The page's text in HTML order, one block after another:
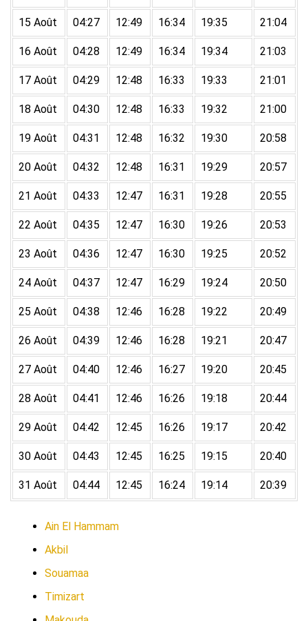
15 Août 04:27 12:49 16:34 19:35 21:04
16 Août 04:28 12:49 16:34 19:34 21:03
17 Août 04:29 12:48 16:33 19:33 21:01
18 Août 04:30 12:48 16:33 19:32 21:00
19 Août 04:31 12:48 16:32 19:30 20:58
20 Août 04:32 12:48 16:31 19:29 20:57
21 Août 04:33 12:47 16:31 19:28 20:55
22 Août 04:35 12:47 16:30 19:26 20:53
23 Août 04:36 12:47 16:30 19:25 20:52
24 Août 04:37 12:47 16:29 19:24 20:50
25 Août 04:38 12:46 16:28 19:22 20:49
26 Août 04:39 12:46 16:28 19:21 20:47
27 Août 04:40 12:46 16:27 19:20 20:45
28 Août 04:41 12:46 16:26 19:18 20:44
29 Août 04:42 12:45 16:26 19:17 20:42
30 Août 04:43 12:45 16:25 19:15 20:40
31 Août 04:44 12:45 16:24 19:14 20:39
Ain El Hammam
Akbil
Souamaa
Timizart